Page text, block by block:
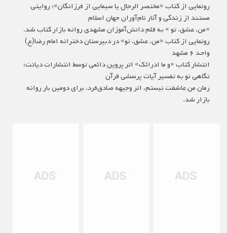
رونمایی از کتاب «مختصر الرجال یا سیمایی از فرزانگان»؛ روایتی
مستند از زندگی و آثار نام‌آوران جهان اسلام
«من، عشق، تو » به قلم دانش‌آموزان مشهدی روانه بازار کتاب شد.
رونمایی از کتاب «من، عشق، تو» در دبیرستان دخترانه امام رضا(ع)
واحد ۶ مشهد
انتشار کتاب «و ما ادرائکَ» اثر پروین دائمی توسط انتشارات دیانت؛
نگاهی نو به تفسیر آیات پرسشی قرآن
رمان من عاشقت نیستم، اثر وجیهه صادق‌فرد، برای دومین بار روانه
بازار شد‌.